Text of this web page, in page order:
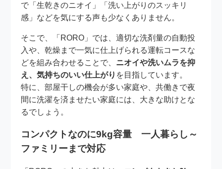
で「生乾きのニオイ」「洗い上がりのスッキリ
感」などを気にする声も少なくありません。
そこで、「RORO」では、適切な洗剤量の自動投
入や、乾燥まで一気に仕上げられる運転コースな
どを組み合わせることで、 ニオイや洗いムラを抑
え、気持ちのいい仕上がり を目指しています。
特に、部屋干しの機会が多い家庭や、共働きで夜
間に洗濯を済ませたい家庭には、大きな助けとな
るでしょう。
コンパクトなのに9kg容量 一人暮らし～
ファミリーまで対応